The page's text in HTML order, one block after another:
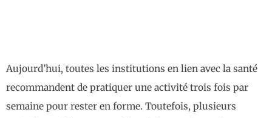
Aujourd’hui, toutes les institutions en lien avec la santé
recommandent de pratiquer une activité trois fois par
semaine pour rester en forme. Toutefois, plusieurs